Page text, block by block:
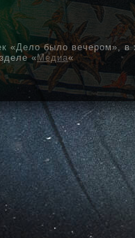
«Дело было вечером», в
«Медиа«